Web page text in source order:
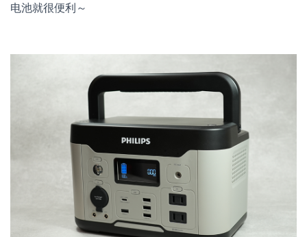
电池就很便利～